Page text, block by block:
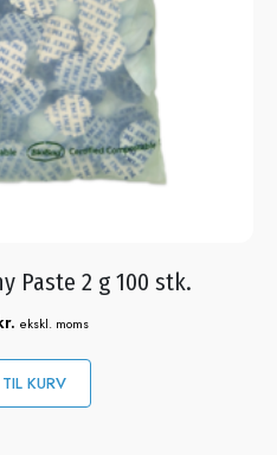
Paste 2 g 100 stk.
ekskl. moms
KURV